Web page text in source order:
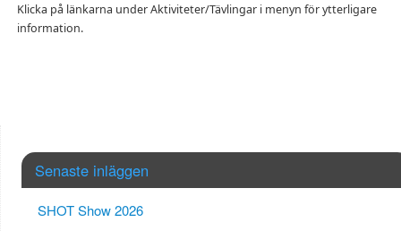
Klicka på länkarna under Aktiviteter/Tävlingar i menyn för ytterligare
information.
Senaste inläggen
SHOT Show 2026